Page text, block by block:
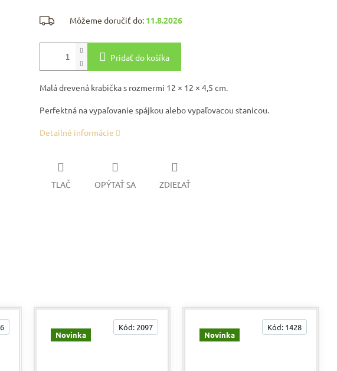
Môžeme doručiť do: 11.8.2026
Pridať do košíka
Malá drevená krabička s rozmermi 12 × 12 × 4,5 cm.
Perfektná na vypaľovanie spájkou alebo vypaľovacou stanicou.
Detailné informácie
TLAČ OPÝTAŤ SA ZDIEĽAŤ
Novinka
Kód: 2097
Novinka
Kód: 1428